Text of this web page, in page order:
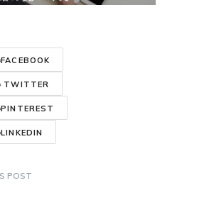
FACEBOOK
TWITTER
PINTEREST
LINKEDIN